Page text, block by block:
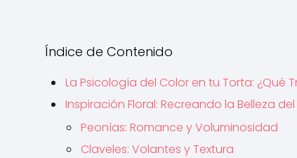
Índice de Contenido
La Psicología del Color en tu Torta: ¿Qué
Inspiración Floral: Recreando la Belleza
Peonías: Romance y Voluminosidad
Claveles: Volantes y Textura